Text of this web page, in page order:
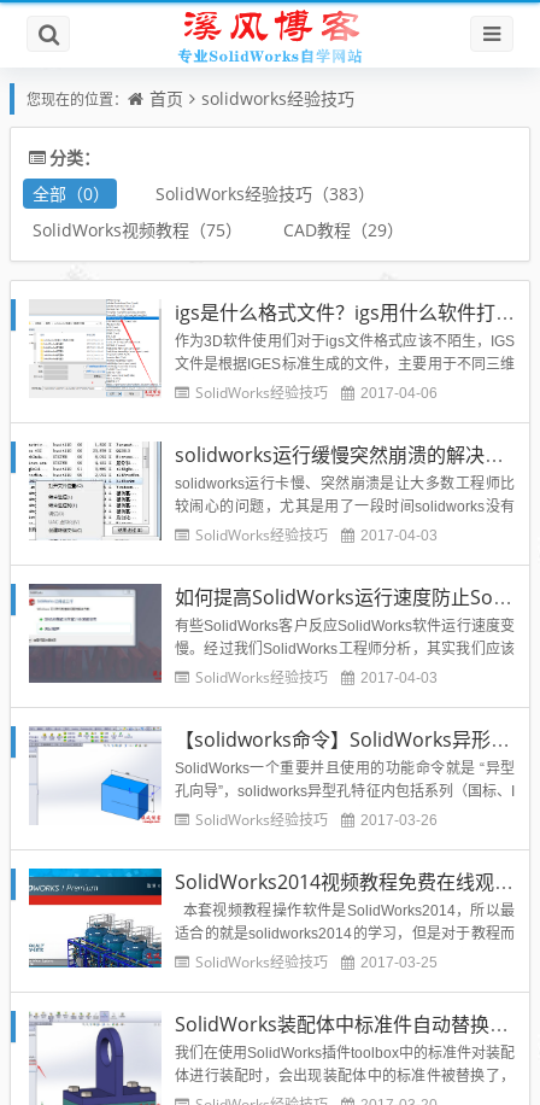
您现在的位置： 首页 solidworks经验技巧
分类：
全部（0）
SolidWorks经验技巧（383）
SolidWorks视频教程（75）
CAD教程（29）
igs是什么格式文件？igs用什么软件打开？solidworks能打开IGS文件吗？
作为3D软件使用们对于igs文件格式应该不陌生，IGS
文件是根据IGES标准生成的文件，主要用于不同三维
软件系统的文件转换。igs是一种三维的数模。用很多
GS格式的文件，那么就在溪风博客...
SolidWorks经验技巧 2017-04-06
solidworks运行缓慢突然崩溃的解决办法之一
solidworks运行卡慢、突然崩溃是让大多数工程师比
较闹心的问题，尤其是用了一段时间solidworks没有
保存设计的文件，solidworks运行缓慢往往与电脑的
的降低solidwor...
SolidWorks经验技巧 2017-04-03
如何提高SolidWorks运行速度防止SolidWorks突然崩溃呢？
有些SolidWorks客户反应SolidWorks软件运行速度变
慢。经过我们SolidWorks工程师分析，其实我们应该
客观的来看待这个问题。下面就是告知大家的注意
惯在装配体的顶层插入很多单个零件（例如...
SolidWorks经验技巧 2017-04-03
【solidworks命令】SolidWorks异形孔向导如何使用？
SolidWorks一个重要并且使用的功能命令就是 “异型
孔向导”，solidworks异型孔特征内包括系列（国标、I
SO、Ansi Inch等）的孔：柱形沉头孔、锥形沉头
改，建模速度大幅加快。那么这...
SolidWorks经验技巧 2017-03-26
SolidWorks2014视频教程免费在线观看免费下载
本套视频教程操作软件是SolidWorks2014，所以最
适合的就是solidworks2014的学习，但是对于教程而
言，它不仅适合sw2014其实对于solidworks各个版本
SolidWorks经验技巧 2017-03-25
SolidWorks装配体中标准件自动替换怎么办？toolbox标准件被自动替换？
我们在使用SolidWorks插件toolbox中的标准件对装配
体进行装配时，会出现装配体中的标准件被替换了，
很多替换后标准件大小变化不合适了，影响了SolidW